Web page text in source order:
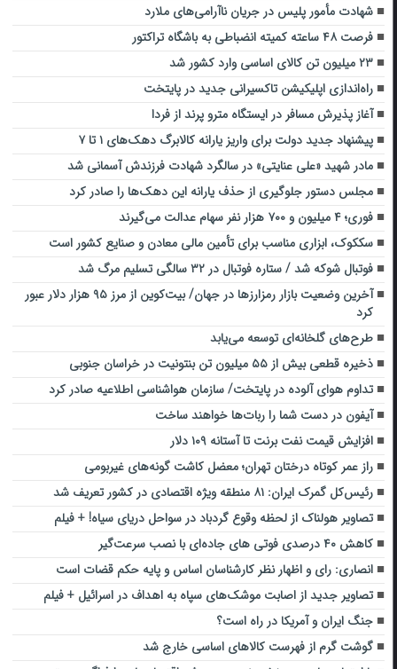
شهادت مأمور پلیس در جریان ناآرامی‌های ملارد
فرصت ۴۸ ساعته کمیته انضباطی به باشگاه تراکتور
۲۳ میلیون تن کالای اساسی وارد کشور شد
راه‌اندازی اپلیکیشن تاکسیرانی جدید در پایتخت
آغاز پذیرش مسافر در ایستگاه مترو پرند از فردا
پیشنهاد جدید دولت برای واریز یارانه کالابرگ دهک‌های ۱ تا ۷
مادر شهید «علی عنایتی» در سالگرد شهادت فرزندش آسمانی شد
مجلس دستور جلوگیری از حذف یارانه این دهک‌ها را صادر کرد
فوری؛ ۴ میلیون و ۷۰۰ هزار نفر سهام عدالت می‌گیرند
سککوک، ابزاری مناسب برای تأمین مالی معادن و صنایع کشور است
فوتبال شوکه شد / ستاره فوتبال در ۳۲ سالگی تسلیم مرگ شد
آخرین وضعیت بازار رمزارزها در جهان/ بیت‌کوین از مرز ۹۵ هزار دلار عبور
کرد
طرح‌های گلخانه‌ای توسعه می‌یابد
ذخیره قطعی بیش از ۵۵ میلیون تن بنتونیت در خراسان جنوبی
تداوم هوای آلوده در پایتخت/ سازمان هواشناسی اطلاعیه صادر کرد
آیفون در دست شما را ربات‌ها خواهند ساخت
افزایش قیمت نفت برنت تا آستانه ۱۰۹ دلار
راز عمر کوتاه درختان تهران؛ معضل کاشت گونه‌های غیربومی
رئیس‌کل گمرک ایران: ۸۱ منطقه ویژه اقتصادی در کشور تعریف شد
تصاویر هولناک از لحظه وقوع گردباد در سواحل دریای سیاه! + فیلم
کاهش ۴۰ درصدی فوتی‌ های جاده‌ای با نصب سرعت‌گیر
انصاری: رای و اظهار نظر کارشناسان اساس و پایه حکم قضات است
تصاویر جدید از اصابت‌ موشک‌های سپاه به اهداف در اسرائیل + فیلم
جنگ ایران و آمریکا در راه است؟
گوشت گرم از فهرست کالاهای اساسی خارج شد